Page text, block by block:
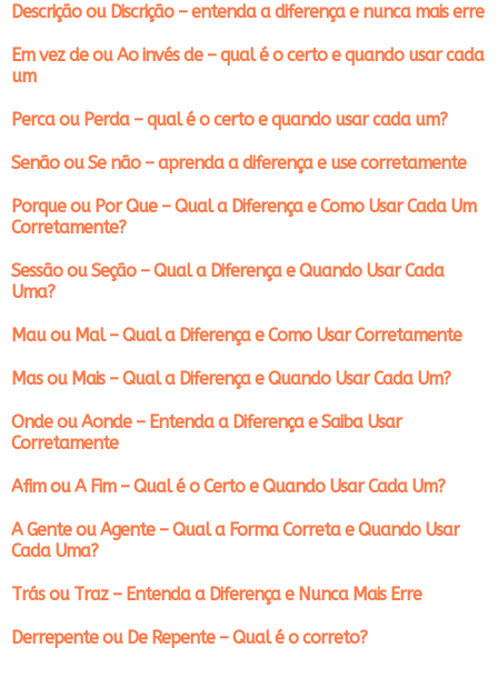
Descrição ou Discrição – entenda a diferença e nunca mais erre
Em vez de ou Ao invés de – qual é o certo e quando usar cada
um
Perca ou Perda – qual é o certo e quando usar cada um?
Senão ou Se não – aprenda a diferença e use corretamente
Porque ou Por Que – Qual a Diferença e Como Usar Cada Um
Corretamente?
Sessão ou Seção – Qual a Diferença e Quando Usar Cada
Uma?
Mau ou Mal – Qual a Diferença e Como Usar Corretamente
Mas ou Mais – Qual a Diferença e Quando Usar Cada Um?
Onde ou Aonde – Entenda a Diferença e Saiba Usar
Corretamente
Afim ou A Fim – Qual é o Certo e Quando Usar Cada Um?
A Gente ou Agente – Qual a Forma Correta e Quando Usar
Cada Uma?
Trás ou Traz – Entenda a Diferença e Nunca Mais Erre
Derrepente ou De Repente – Qual é o correto?